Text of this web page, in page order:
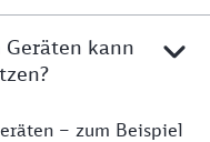
kann
– zum Beispiel